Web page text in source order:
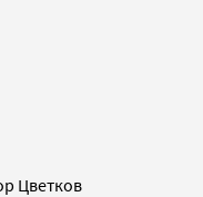
Цветков